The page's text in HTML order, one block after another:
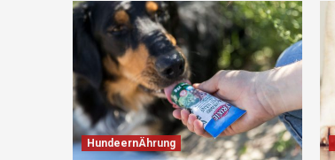
HundeernÄhrung